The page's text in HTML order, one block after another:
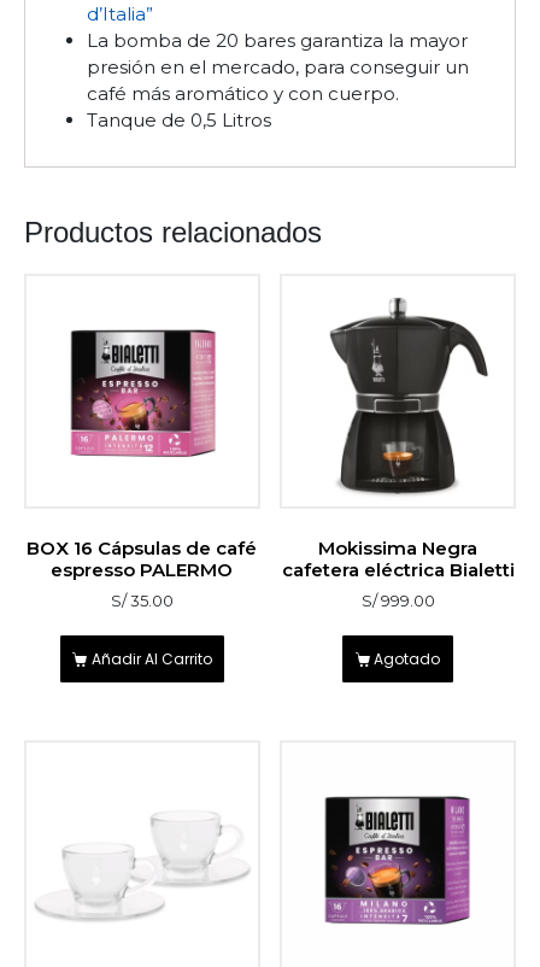
d’Italia”
La bomba de 20 bares garantiza la mayor
presión en el mercado, para conseguir un
café más aromático y con cuerpo.
Tanque de 0,5 Litros
Productos relacionados
BOX 16 Cápsulas de café
espresso PALERMO
S/35.00
Añadir Al Carrito
Mokissima Negra
cafetera eléctrica Bialetti
S/999.00
Agotado